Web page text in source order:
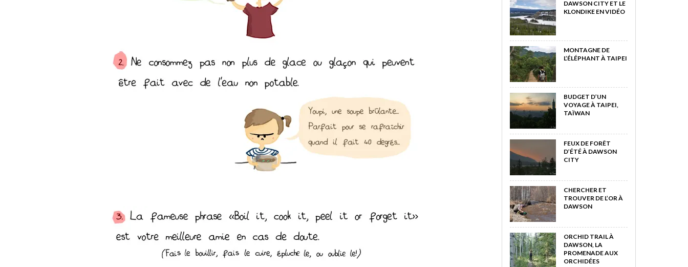
DAWSON CITY ET LE
KLONDIKE EN VIDÉO
MONTAGNE DE
L’ÉLÉPHANT À TAIPEI
BUDGET D’UN
VOYAGE À TAIPEI,
TAÏWAN
FEUX DE FORÊT
D’ÉTÉ À DAWSON
CITY
CHERCHER ET
TROUVER DE L’OR À
DAWSON
ORCHID TRAIL À
DAWSON, LA
PROMENADE AUX
ORCHIDÉES